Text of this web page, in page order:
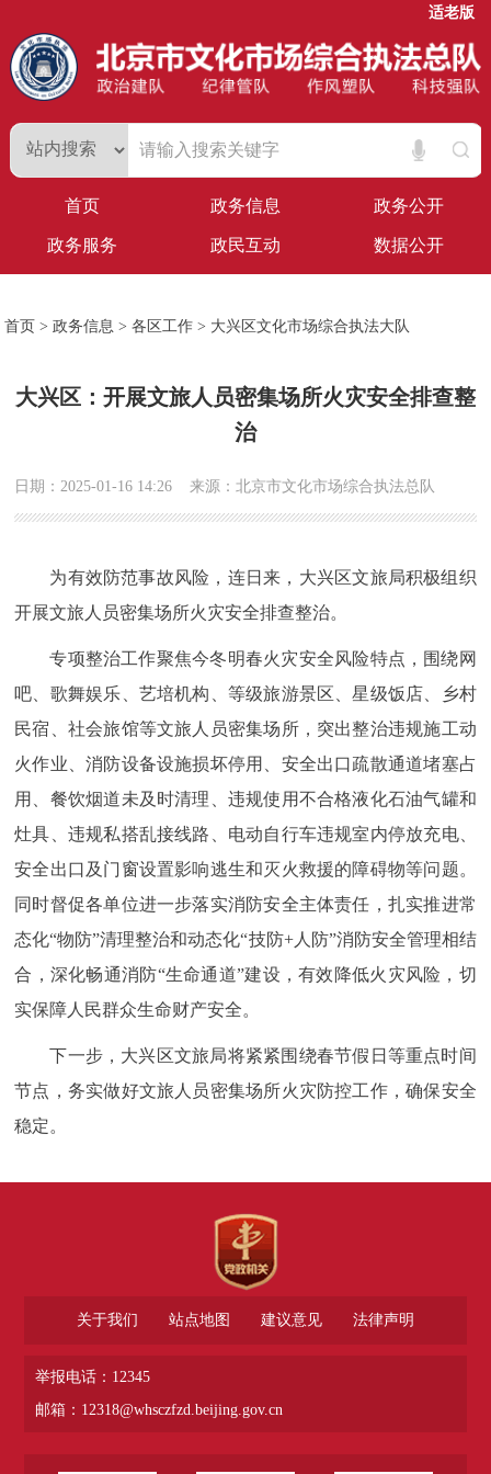
适老版
首页 政务信息 政务公开
政务服务 政民互动 数据公开
首页 >政务信息 >各区工作 > 大兴区文化市场综合执法大队
大兴区：开展文旅人员密集场所火灾安全排查整
治
日期：2025-01-16 14:26 来源：北京市文化市场综合执法总队
为有效防范事故风险，连日来，大兴区文旅局积极组织
开展文旅人员密集场所火灾安全排查整治。
专项整治工作聚焦今冬明春火灾安全风险特点，围绕网
吧、歌舞娱乐、艺培机构、等级旅游景区、星级饭店、乡村
民宿、社会旅馆等文旅人员密集场所，突出整治违规施工动
火作业、消防设备设施损坏停用、安全出口疏散通道堵塞占
用、餐饮烟道未及时清理、违规使用不合格液化石油气罐和
灶具、违规私搭乱接线路、电动自行车违规室内停放充电、
安全出口及门窗设置影响逃生和灭火救援的障碍物等问题。
同时督促各单位进一步落实消防安全主体责任，扎实推进常
态化“物防”清理整治和动态化“技防+人防”消防安全管理相结
合，深化畅通消防“生命通道”建设，有效降低火灾风险，切
实保障人民群众生命财产安全。
下一步，大兴区文旅局将紧紧围绕春节假日等重点时间
节点，务实做好文旅人员密集场所火灾防控工作，确保安全
稳定。
关于我们 站点地图 建议意见 法律声明
举报电话：12345
邮箱：12318@whsczfzd.beijing.gov.cn